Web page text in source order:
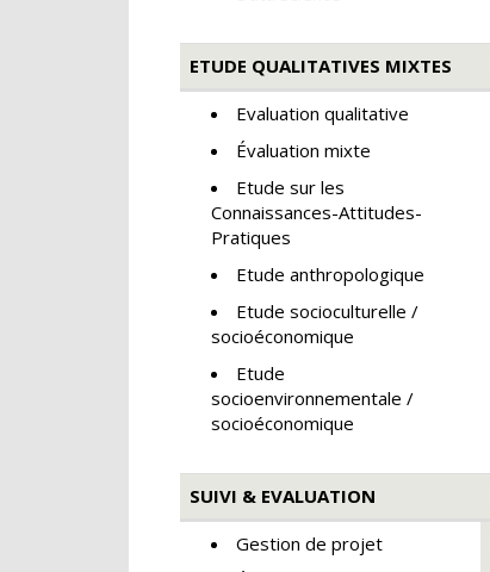
ETUDE QUALITATIVES MIXTES
Evaluation qualitative
Évaluation mixte
Etude sur les
Connaissances-Attitudes-
Pratiques
Etude anthropologique
Etude socioculturelle /
socioéconomique
Etude
socioenvironnementale /
socioéconomique
SUIVI & EVALUATION
Gestion de projet